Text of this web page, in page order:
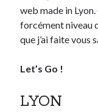
Derniers
JFdansC’était pas
Anthonydans
web made in Lyon.
forcément niveau
que j’ai faite vous
Let’s Go !
LYON